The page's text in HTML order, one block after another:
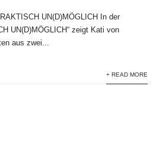
UN(D)MÖGLICH In der
UN(D)MÖGLICH“ zeigt Kati von
aus zwei...
+ READ MORE